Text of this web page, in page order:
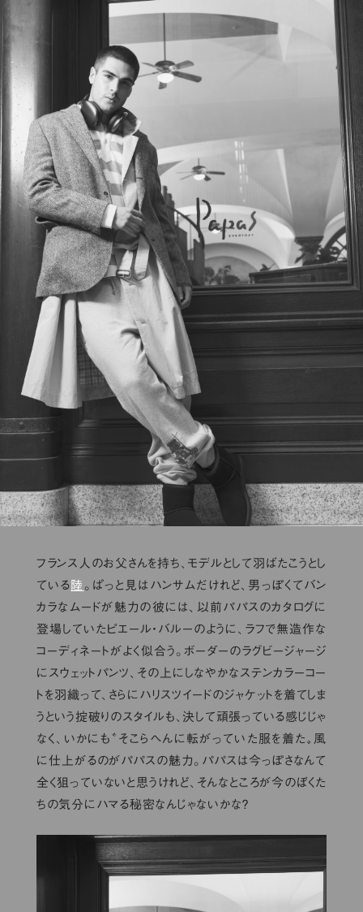
フランス人のお父さんを持ち、モデルとして羽ばたこうとし
ている 陸 。ぱっと見はハンサムだけれど、男っぽくてバン
カラなムードが魅力の彼には、以前パパスのカタログに
登場していたピエール・バルーのように、ラフで無造作な
コーディネートがよく似合う。ボーダーのラグビージャージ
にスウェットパンツ、その上にしなやかなステンカラーコー
トを羽織って、さらにハリスツイードのジャケットを着てしま
うという掟破りのスタイルも、決して頑張っている感じじゃ
なく、いかにも〝そこらへんに転がっていた服を着た〟風
に仕上がるのがパパスの魅力。パパスは今っぽさなんて
全く狙っていないと思うけれど、そんなところが今のぼくた
ちの気分にハマる秘密なんじゃないかな？